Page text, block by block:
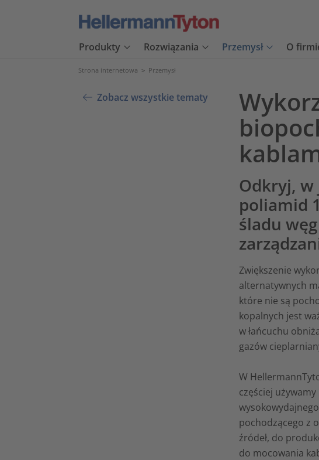
Produkty Rozwiązania Przemysł O
Strona internetowa > Przemysł
Zobacz wszystkie tematy
Odkryj,
poliamid
śladu
Zwiększenie
alternatywnych
które nie są
kopalnych jest
w łańcuchu
gazów
W
częściej używamy
pochodzącego z
źródeł, do
do mocowania